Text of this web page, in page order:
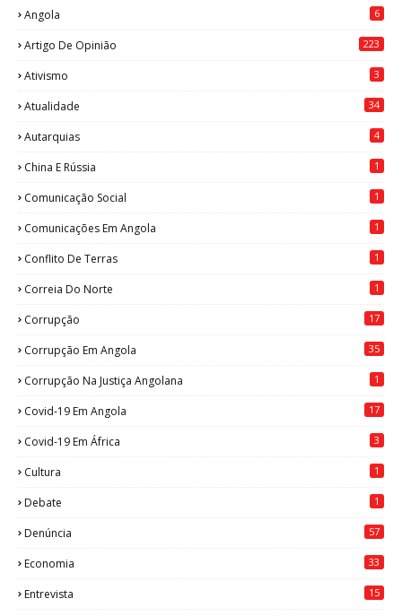
Angola 6
Artigo De Opinião 223
Ativismo 3
Atualidade 34
Autarquias 4
China E Rússia 1
Comunicação Social 1
Comunicações Em Angola 1
Conflito De Terras 1
Correia Do Norte 1
Corrupção 17
Corrupção Em Angola 35
Corrupção Na Justiça Angolana 1
Covid-19 Em Angola 17
Covid-19 Em África 3
Cultura 1
Debate 1
Denúncia 57
Economia 33
Entrevista 15